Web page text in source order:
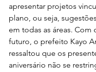
apresentar projetos
plano, ou seja,
em todas as áreas. Com
futuro, o prefeito Kayo
ressaltou que os
aniversário não se